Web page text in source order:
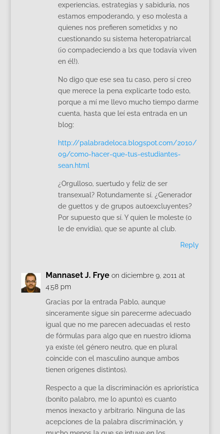
experiencias, estrategias y sabiduría, nos
estamos empoderando, y eso molesta a
quienes nos prefieren sometidxs y no
cuestionando su sistema heteropatriarcal
(¡o compadeciendo a lxs que todavía viven
en él!).
No digo que ese sea tu caso, pero sí creo
que merece la pena explicarte todo esto,
porque a mí me llevo mucho tiempo darme
cuenta, hasta que leí esta entrada en un
blog:
http://palabradeloca.blogspot.com/2010/
09/como-hacer-que-tus-estudiantes-
sean.html
¿Orgulloso, suertudo y feliz de ser
transexual? Rotundamente sí. ¿Generador
de guettos y de grupos autoexcluyentes?
Por supuesto que sí. Y quien le moleste (o
le de envidia), que se apunte al club.
Reply
Mannaset J. Frye on diciembre 9, 2011 at
4:58 pm
Gracias por la entrada Pablo, aunque
sinceramente sigue sin parecerme adecuado
igual que no me parecen adecuadas el resto
de fórmulas para algo que en nuestro idioma
ya existe (el género neutro, que en plural
coincide con el masculino aunque ambos
tienen orígenes distintos).
Respecto a que la discriminación es apriorística
(bonito palabro, me lo apunto) es cuanto
menos inexacto y arbitrario. Ninguna de las
acepciones de la palabra discriminación, y